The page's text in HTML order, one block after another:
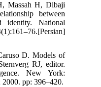
Massah H, Dibaji
between
identity. National
D. Models of
RJ, editor.
New York:
2000. pp: 396–420.